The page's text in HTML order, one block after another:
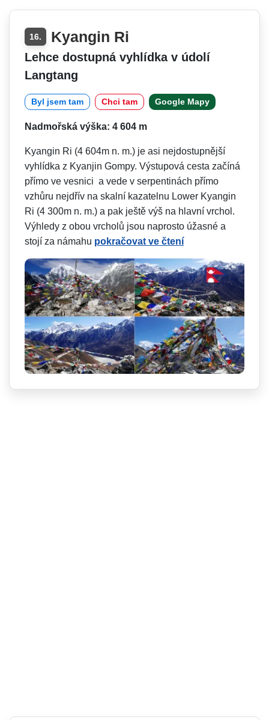
16. Kyangin Ri
Lehce dostupná vyhlídka v údolí
Langtang
Byl jsem tam Chci tam Google Mapy
Nadmořská výška: 4 604 m
Kyangin Ri (4 604m n. m.) je asi nejdostupnější
vyhlídka z Kyanjin Gompy. Výstupová cesta začíná
přímo ve vesnici a vede v serpentinách přímo
vzhůru nejdřív na skalní kazatelnu Lower Kyangin
Ri (4 300m n. m.) a pak ještě výš na hlavní vrchol.
Výhledy z obou vrcholů jsou naprosto úžasné a
stojí za námahu pokračovat ve čtení